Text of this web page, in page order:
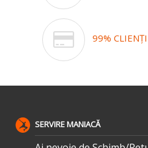
99%
SERVIRE MANIACĂ